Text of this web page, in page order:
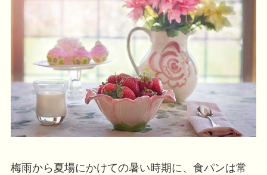
梅雨から夏場にかけての暑い時期に、食パンは常